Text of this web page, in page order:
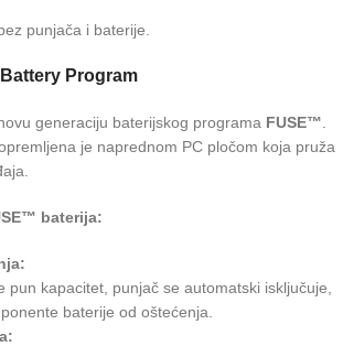
punjača i baterije.
Program
generaciju baterijskog programa FUSE™
je naprednom PC pločom koja pruža
baterija:
pun kapacitet, punjač se automatski isključuje,
baterije od oštećenja.